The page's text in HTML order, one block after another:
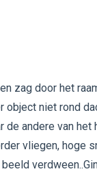
zag door het
object niet rond
de andere van het
vliegen, hoge